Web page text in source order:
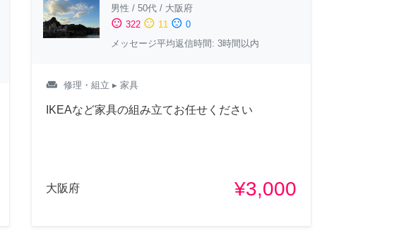
男性 / 50代/ 大阪府
sentiment_satisfied 322 sentiment_neutral 11 sentiment_dissatisfied 0
メッセージ平均返信時間: 3時間以内
weekend 修理・組立 ▸ 家具
IKEAなど家具の組み立てお任せください
大阪府 ¥3,000